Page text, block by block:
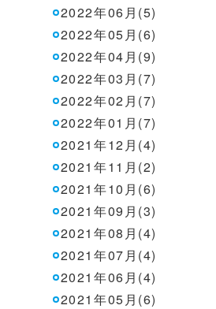
2022年06月(5)
2022年05月(6)
2022年04月(9)
2022年03月(7)
2022年02月(7)
2022年01月(7)
2021年12月(4)
2021年11月(2)
2021年10月(6)
2021年09月(3)
2021年08月(4)
2021年07月(4)
2021年06月(4)
2021年05月(6)